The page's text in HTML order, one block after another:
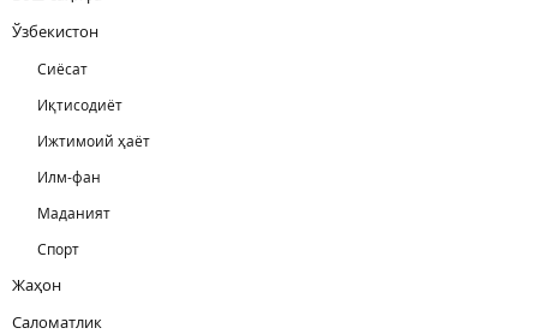
Ўзбекистон
Сиёсат
Иқтисодиёт
Ижтимоий ҳаёт
Илм-фан
Маданият
Спорт
Жаҳон
Саломатлик